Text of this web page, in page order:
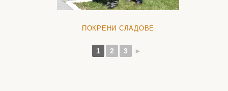
ПОКРЕНИ СЛАДОВЕ
1 2 3 ►